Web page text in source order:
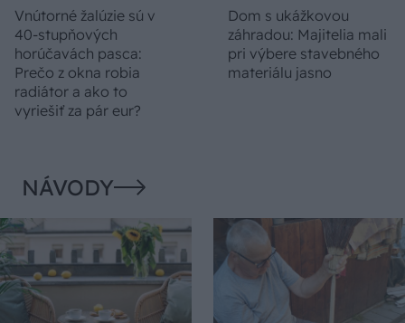
Vnútorné žalúzie sú v
40-stupňových
horúčavách pasca:
Prečo z okna robia
radiátor a ako to
vyriešiť za pár eur?
Dom s ukážkovou
záhradou: Majitelia mali
pri výbere stavebného
materiálu jasno
NÁVODY